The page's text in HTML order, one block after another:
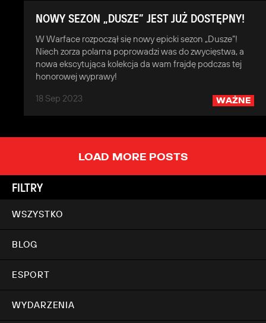
NOWY SEZON „DUSZE” JEST JUŻ DOSTĘPNY!
W Warface rozpoczął się nowy epicki sezon „Dusze”!
Niech zorza polarna poprowadzi was do zwycięstwa, a
nowa ekscytująca kolekcja da wam frajdę podczas tej
honorowej wyprawy!
18 Sep 2023
WAŻNE
LOAD MORE POSTS
FILTRY
WSZYSTKO
BLOG
ESPORT
WYDARZENIA